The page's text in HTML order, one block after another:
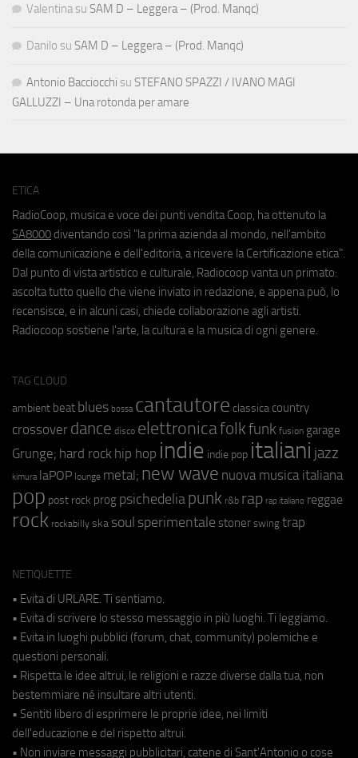
Valentina su SAM D – Leggera – (Prod. Manqc)
Danilo su SAM D – Leggera – (Prod. Manqc)
Antonio Bacciocchi su STEFANO SPAZZI / IVANO MAGI
GALLUZZI – Una rotonda per amare
ETICA
RadioCoop, musica e voce dei punti vendita Coop, ha ottenuto la
SA8000 diventando così "la prima azienda al mondo, nell'ambito
della comunicazione e dell'editoria, a ricevere la Certificazione etica".
Dal punto di vista artistico e culturale, Radiocoop vanta un primato:
ascolta tutto quello che viene inviato in redazione, e appena può, lo
recensisce, e in alcuni casi, chiede collaborazione agli artisti.
Radiocoop sostiene l'arte, la cultura e la musica di ogni genere.
TAG CLOUD
ambient beat blues bossa cantautore classica country
crossover dance disco elettronicafolkfunk fusion garage
Grunge; hard rock hip hop indie indie pop italiani jazz
kimura laPOP lounge metal; new wave nuova musica italiana
pop post rock prog psichedeliapunk r&b rap rap italiano reggae
rock rockabilly ska soul sperimentale stoner swing trap
NETIQUETTE
• Evita di URLARE. Ti sentiamo.
• Evita di scrivere lo stesso messaggio in più luoghi. Ti leggiamo.
• Evita in luoghi pubblici (forum, chat, community) polemiche e
questioni personali.
• Rispetta le idee altrui, le religioni e razze diverse dalla tua, non
bestemmiare né insultare altri utenti.
• Sentiti libero di esprimere le proprie idee, nei limiti
dell'educazione e del rispetto altrui.
• Non inviare messaggi pubblicitari, catene di Sant'Antonio o cose